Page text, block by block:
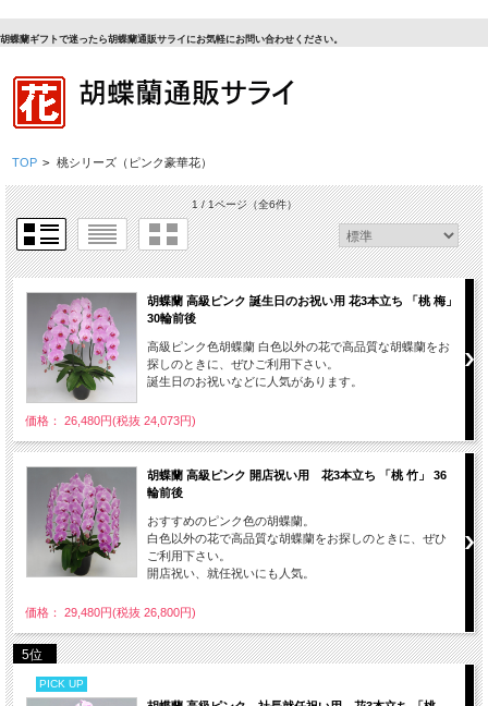
胡蝶蘭ギフトで迷ったら胡蝶蘭通販サライにお気軽にお問い合わせください。
TOP > 桃シリーズ（ピンク豪華花）
1 / 1ページ（全6件）
胡蝶蘭 高級ピンク 誕生日のお祝い用 花3本立ち 「桃 梅」
30輪前後
高級ピンク色胡蝶蘭 白色以外の花で高品質な胡蝶蘭をお
探しのときに、ぜひご利用下さい。
誕生日のお祝いなどに人気があります。
価格： 26,480円(税抜 24,073円)
胡蝶蘭 高級ピンク 開店祝い用 花3本立ち 「桃 竹」 36
輪前後
おすすめのピンク色の胡蝶蘭。
白色以外の花で高品質な胡蝶蘭をお探しのときに、ぜひ
ご利用下さい。
開店祝い、就任祝いにも人気。
価格： 29,480円(税抜 26,800円)
5位
PICK UP